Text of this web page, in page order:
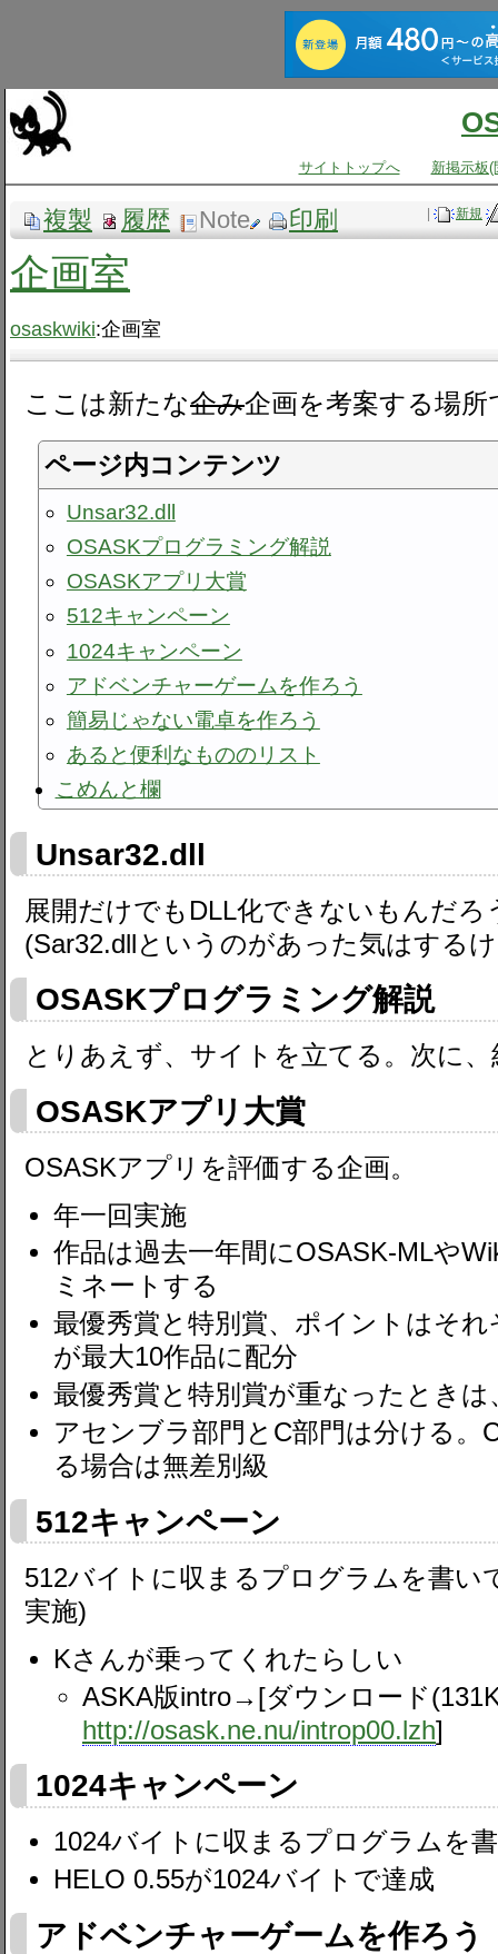
サイトトップへ 新掲示板(
| 新規
複製 履歴 Note 印刷
企画室
osaskwiki:企画室
ここは新たな企み企画を考案する場所
ページ内コンテンツ
Unsar32.dll
OSASKプログラミング解説
OSASKアプリ大賞
512キャンペーン
1024キャンペーン
アドベンチャーゲームを作ろう
簡易じゃない電卓を作ろう
あると便利なもののリスト
こめんと欄
Unsar32.dll
展開だけでもDLL化できないもんだろ
(Sar32.dllというのがあった気はする
OSASKプログラミング解説
とりあえず、サイトを立てる。次に
OSASKアプリ大賞
OSASKアプリを評価する企画。
年一回実施
作品は過去一年間にOSASK-MLや
ミネートする
最優秀賞と特別賞、ポイントはそ
が最大10作品に配分
最優秀賞と特別賞が重なったとき
アセンブラ部門とC部門は分ける。
る場合は無差別級
512キャンペーン
512バイトに収まるプログラムを書い
実施)
Kさんが乗ってくれたらしい
ASKA版intro→[ダウンロード
http://osask.ne.nu/introp00.lzh]
1024キャンペーン
1024バイトに収まるプログラムを
HELO 0.55が1024バイトで達成
アドベンチャーゲームを作ろう